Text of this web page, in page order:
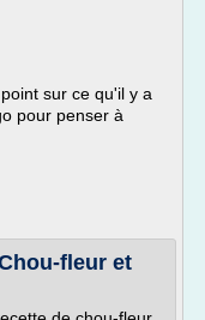
sur ce qu'il y a
pour penser à
fleur et